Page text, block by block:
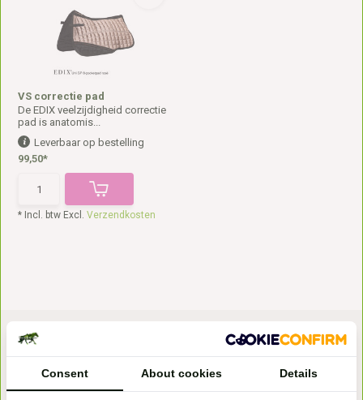
VS correctie pad
De EDIX veelzijdigheid correctie
pad is anatomis...
Leverbaar op bestelling
99,50*
* Incl. btw Excl.Verzendkosten
Consent About cookies Details